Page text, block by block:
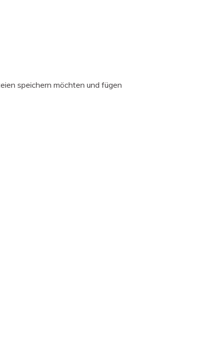
speichern möchten und fügen